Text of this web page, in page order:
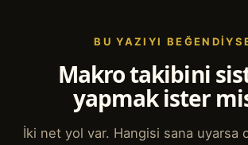
BU YAZIYI
Makro takibini
yapmak ister
İki net yol var. Hangisi sana uyarsa